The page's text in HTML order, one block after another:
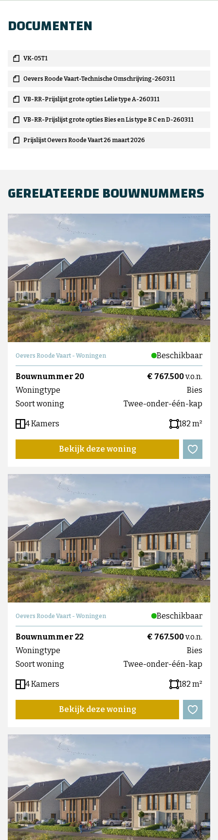
DOCUMENTEN
VK-05T1
Oevers Roode Vaart-Technische Omschrijving-260311
VB-RR-Prijslijst grote opties Lelie type A-260311
VB-RR-Prijslijst grote opties Bies en Lis type B C en D-260311
Prijslijst Oevers Roode Vaart 26 maart 2026
GERELATEERDE BOUWNUMMERS
Oevers Roode Vaart - Woningen Beschikbaar
Bouwnummer 20 € 767.500v.o.n.
Woningtype
Bies
Soort woning
Twee-onder-één-kap
4 Kamers 182 m²
Bekijk deze woning
Oevers Roode Vaart - Woningen Beschikbaar
Bouwnummer 22 € 767.500v.o.n.
Woningtype
Bies
Soort woning
Twee-onder-één-kap
4 Kamers 182 m²
Bekijk deze woning